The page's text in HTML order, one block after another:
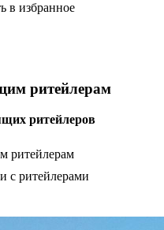
в избранное
ритейлерам
ритейлеров
ритейлерам
с ритейлерами